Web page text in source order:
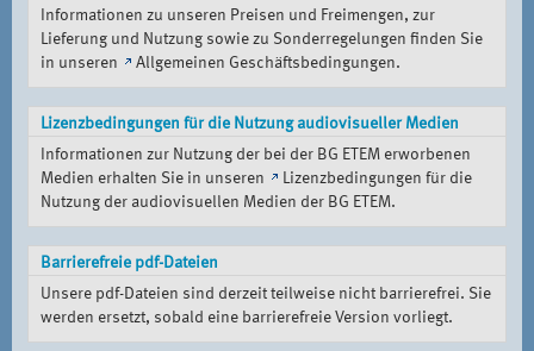
Informationen zu unseren Preisen und Freimengen, zur
Lieferung und Nutzung sowie zu Sonderregelungen finden Sie
in unseren
Allgemeinen Geschäftsbedingungen.
Lizenzbedingungen für die Nutzung audiovisueller Medien
Informationen zur Nutzung der bei der BG ETEM erworbenen
Medien erhalten Sie in unseren
Lizenzbedingungen für die
Nutzung der audiovisuellen Medien der BG ETEM.
Barrierefreie pdf-Dateien
Unsere pdf-Dateien sind derzeit teilweise nicht barrierefrei. Sie
werden ersetzt, sobald eine barrierefreie Version vorliegt.